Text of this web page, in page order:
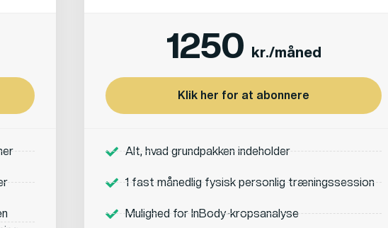
1250 kr./måned
Klik her for at abonnere
Alt, hvad grundpakken indeholder
1 fast månedlig fysisk personlig træningssession
Mulighed for InBody-kropsanalyse